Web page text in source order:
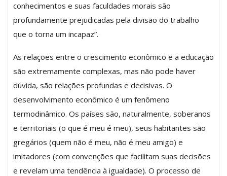
conhecimentos e suas faculdades morais são
profundamente prejudicadas pela divisão do trabalho
que o torna um incapaz”.
As relações entre o crescimento econômico e a educação
são extremamente complexas, mas não pode haver
dúvida, são relações profundas e decisivas. O
desenvolvimento econômico é um fenômeno
termodinâmico. Os países são, naturalmente, soberanos
e territoriais (o que é meu é meu), seus habitantes são
gregários (quem não é meu, não é meu amigo) e
imitadores (com convenções que facilitam suas decisões
e revelam uma tendência à igualdade). O processo de